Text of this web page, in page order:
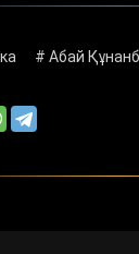
# Абай